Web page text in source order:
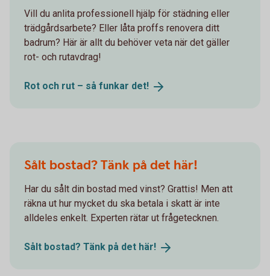
Vill du anlita professionell hjälp för städning eller
trädgårdsarbete? Eller låta proffs renovera ditt
badrum? Här är allt du behöver veta när det gäller
rot- och rutavdrag!
Rot och rut – så funkar det!
Sålt bostad? Tänk på det här!
Har du sålt din bostad med vinst? Grattis! Men att
räkna ut hur mycket du ska betala i skatt är inte
alldeles enkelt. Experten rätar ut frågetecknen.
Sålt bostad? Tänk på det här!